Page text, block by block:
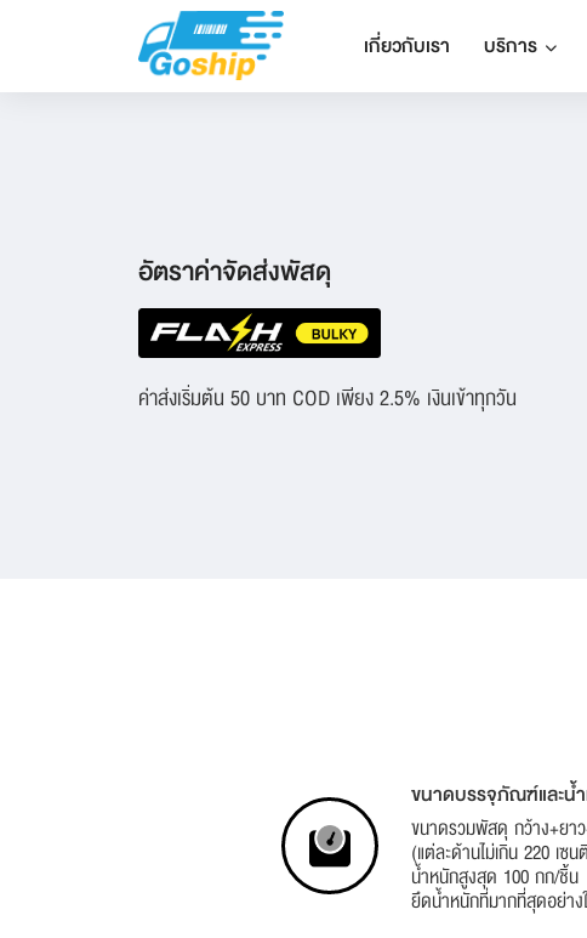
เกี่ยวกับเรา บริการ
อัตราค่าจัดส่งพัสดุ
ค่าส่งเริ่มต้น 50 บาท COD เพียง 2.5% เงินเข้าทุกวัน
ขนาดบรรจุภัณฑ์และน้
ขนาดรวมพัสดุ กว้าง+ยาว
(แต่ละด้านไม่เกิน 220 เซน
น้ำหนักสูงสุด 100 กก/ชิ้น
ยึดน้ำหนักที่มากที่สุดอย่าง